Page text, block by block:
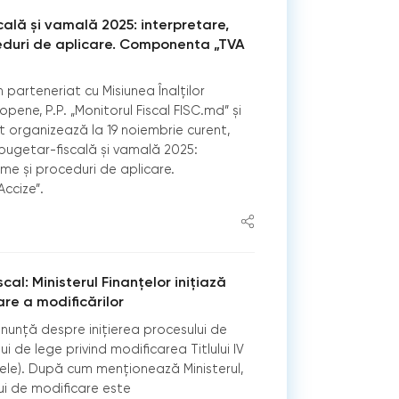
și vamală 2025: interpretare,
de aplicare. Componenta „TVA
parteneriat cu Misiunea Înalților
P.P. „Monitorul Fiscal FISC.md” și
organizează la 19 noiembrie curent,
fiscală și vamală 2025:
și proceduri de aplicare.
Ministerul Finanțelor inițiază
a modificărilor
despre inițierea procesului de
de lege privind modificarea Titlului IV
După cum menționează Ministerul,
de modificare este